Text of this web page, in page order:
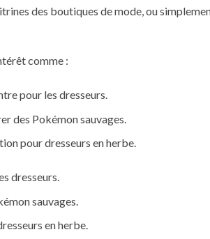
des boutiques de mode, ou
comme :
pour les dresseurs.
des Pokémon sauvages.
pour dresseurs en herbe.
dresseurs.
sauvages.
en herbe.